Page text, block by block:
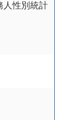
人性別統計